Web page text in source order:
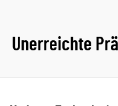
Unerreichte